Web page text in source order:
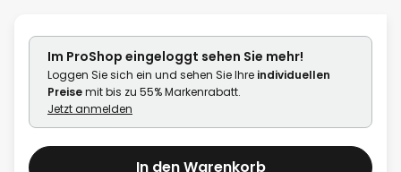
Im ProShop eingeloggt sehen Sie mehr!
Loggen Sie sich ein und sehen Sie Ihre individuellen
Preisemit bis zu 55% Markenrabatt.
Jetzt anmelden
In den Warenkorb